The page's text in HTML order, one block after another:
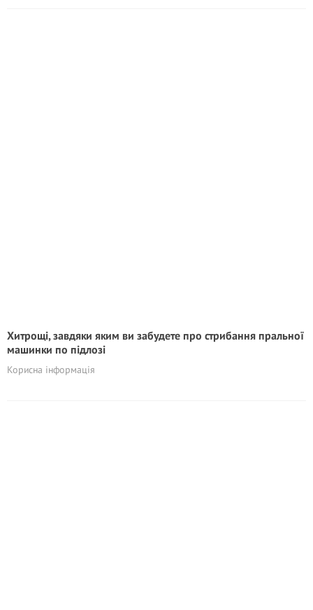
Хитрощі, завдяки яким ви забудете про стрибання пральної
машинки по підлозі
Корисна інформація